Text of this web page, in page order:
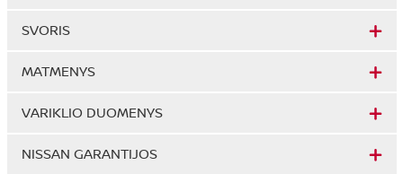
SVORIS
MATMENYS
VARIKLIO DUOMENYS
NISSAN GARANTIJOS